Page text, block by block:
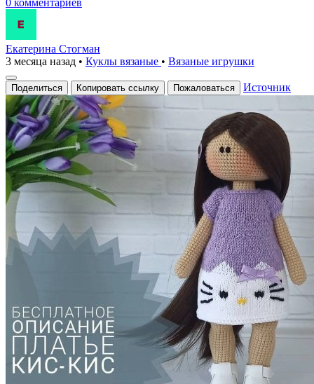
Екатерина Стогман
3 месяца назад • Куклы вязаные • Вязаные игрушки
Поделиться Копировать ссылку Пожаловаться Источник